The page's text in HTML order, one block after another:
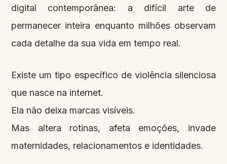
digital contemporânea: a difícil arte de
permanecer inteira enquanto milhões observam
cada detalhe da sua vida em tempo real.
Existe um tipo específico de violência silenciosa
que nasce na internet.
Ela não deixa marcas visíveis.
Mas altera rotinas, afeta emoções, invade
maternidades, relacionamentos e identidades.